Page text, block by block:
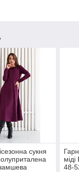
сукня
48-